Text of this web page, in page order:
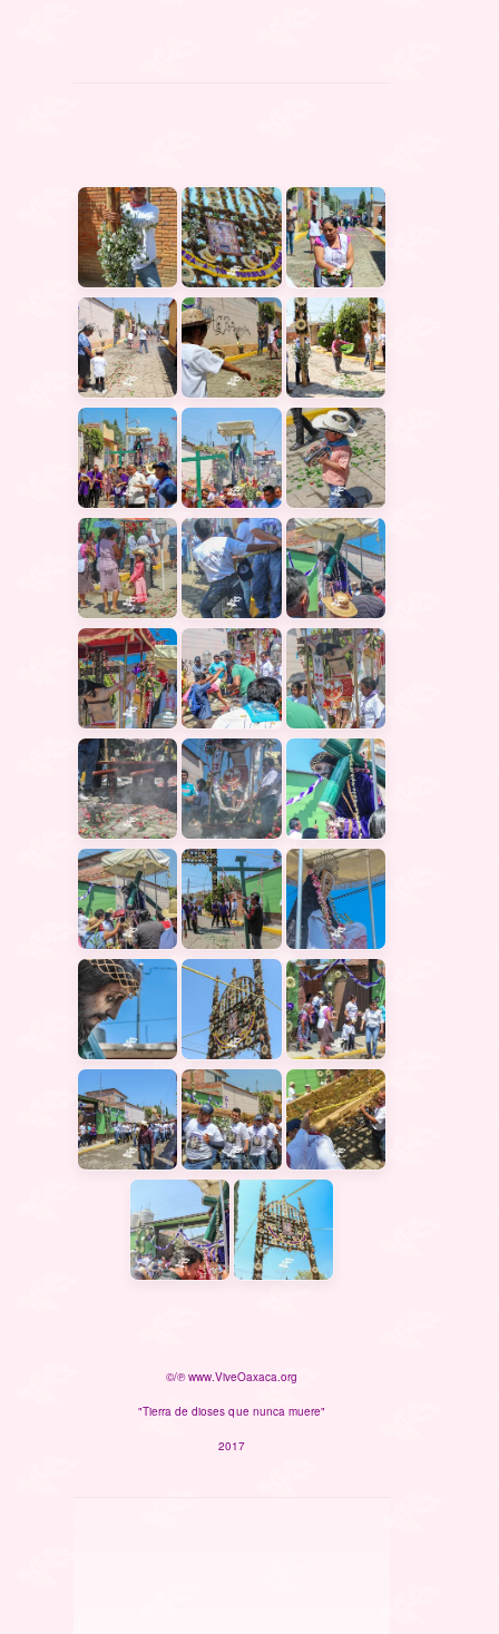
©/℗ www.ViveOaxaca.org
"Tierra de dioses que nunca muere"
2017